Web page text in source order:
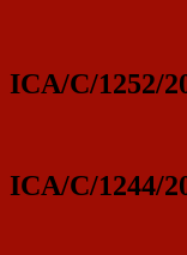
ICA/C/1252/
ICA/C/1244/